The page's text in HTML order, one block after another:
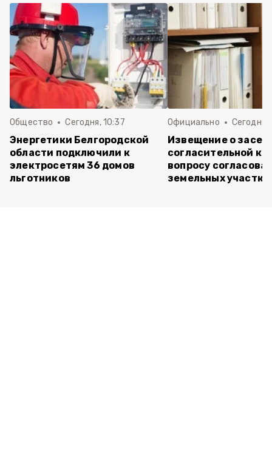
Общество Сегодня, 10:37
Энергетики Белгородской
области подключили к
электросетям 36 домов
льготников
Официально Сегодня,
Извещение о
согласительной
вопросу
земельных